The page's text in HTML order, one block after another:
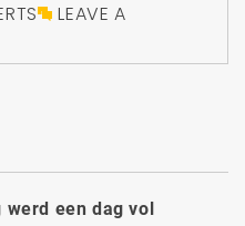
LEAVE A
een dag vol